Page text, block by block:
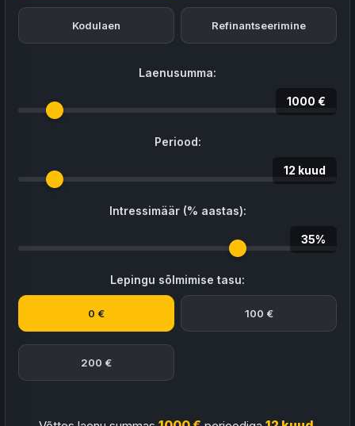
Kodulaen Refinantseerimine
Laenusumma:
1000 €
Periood:
12 kuud
Intressimäär (% aastas):
35%
Lepingu sõlmimise tasu:
0 € 100 €
200 €